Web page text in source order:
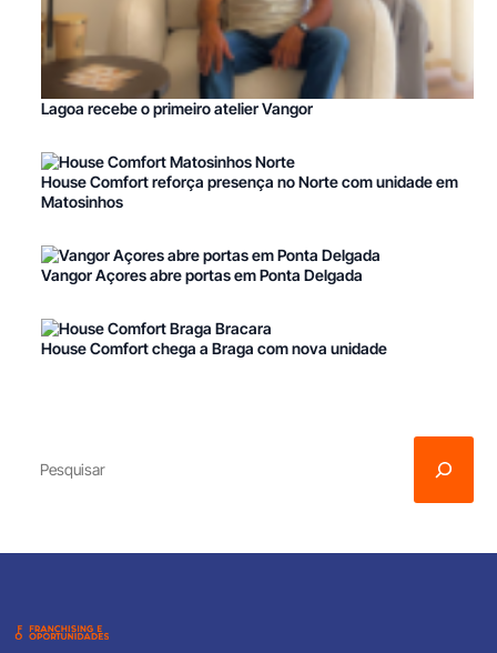
Lagoa recebe o primeiro atelier Vangor
House Comfort reforça presença no Norte com unidade em
Matosinhos
Vangor Açores abre portas em Ponta Delgada
House Comfort chega a Braga com nova unidade